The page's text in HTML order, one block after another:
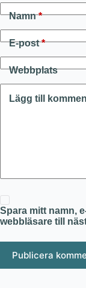
Namn*
E-post*
Webbplats
Lägg till
Spara mitt namn,
webbläsare till
Publicera